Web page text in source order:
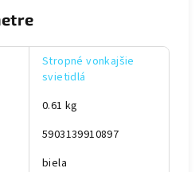
Stropné vonkajšie
svietidlá
0.61 kg
5903139910897
biela